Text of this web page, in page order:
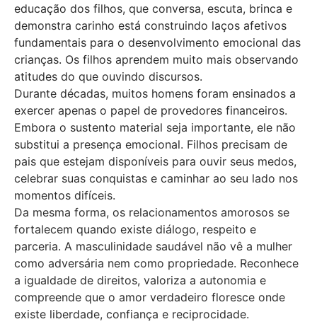
educação dos filhos, que conversa, escuta, brinca e
demonstra carinho está construindo laços afetivos
fundamentais para o desenvolvimento emocional das
crianças. Os filhos aprendem muito mais observando
atitudes do que ouvindo discursos.
Durante décadas, muitos homens foram ensinados a
exercer apenas o papel de provedores financeiros.
Embora o sustento material seja importante, ele não
substitui a presença emocional. Filhos precisam de
pais que estejam disponíveis para ouvir seus medos,
celebrar suas conquistas e caminhar ao seu lado nos
momentos difíceis.
Da mesma forma, os relacionamentos amorosos se
fortalecem quando existe diálogo, respeito e
parceria. A masculinidade saudável não vê a mulher
como adversária nem como propriedade. Reconhece
a igualdade de direitos, valoriza a autonomia e
compreende que o amor verdadeiro floresce onde
existe liberdade, confiança e reciprocidade.